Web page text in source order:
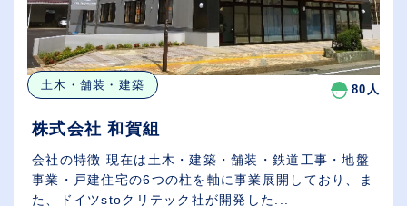
土木・舗装・建築 80人
株式会社 和賀組
会社の特徴 現在は土木・建築・舗装・鉄道工事・地盤
事業・戸建住宅の6つの柱を軸に事業展開しており、ま
た、ドイツstoクリテック社が開発した...